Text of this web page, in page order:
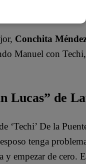
Conchita
Manuel con
Lucas” de
‘Techi’ De la
tenga
y empezar de cero.